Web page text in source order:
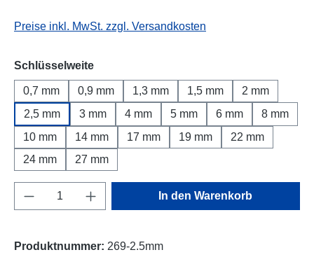
Preise inkl. MwSt. zzgl. Versandkosten
Schlüsselweiteauswählen
0,7 mm 0,9 mm 1,3 mm 1,5 mm
2 mm
2,5 mm
3 mm 4 mm 5 mm 6 mm
8 mm
10 mm
14 mm 17 mm 19 mm
22 mm
24 mm
27 mm
Produkt Anzahl: Gib den gewünschten
In den Warenkorb
Produktnummer: 269-2.5mm